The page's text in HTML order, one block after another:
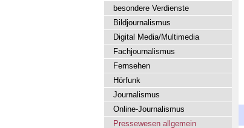
besondere Verdienste
Bildjournalismus
Digital Media/Multimedia
Fachjournalismus
Fernsehen
Hörfunk
Journalismus
Online-Journalismus
Pressewesen allgemein